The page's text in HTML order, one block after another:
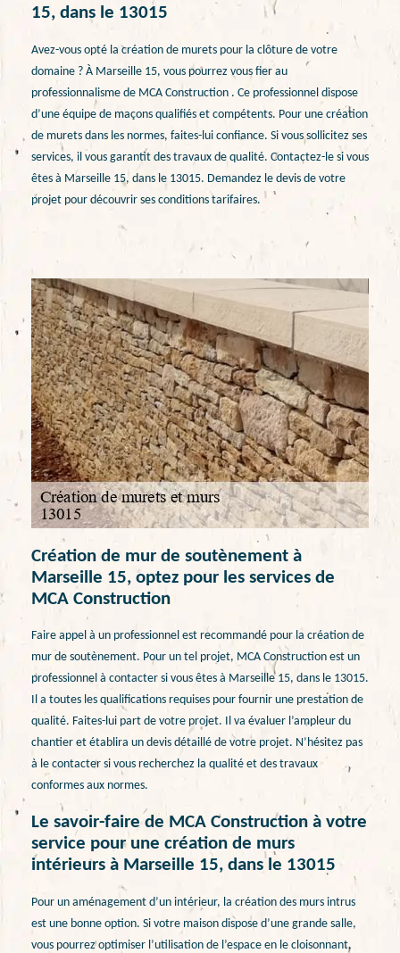
15, dans le 13015
Avez-vous opté la création de murets pour la clôture de votre
domaine ? À Marseille 15, vous pourrez vous fier au
professionnalisme de MCA Construction . Ce professionnel dispose
d’une équipe de maçons qualifiés et compétents. Pour une création
de murets dans les normes, faites-lui confiance. Si vous sollicitez ses
services, il vous garantit des travaux de qualité. Contactez-le si vous
êtes à Marseille 15, dans le 13015. Demandez le devis de votre
projet pour découvrir ses conditions tarifaires.
Création de mur de soutènement à
Marseille 15, optez pour les services de
MCA Construction
Faire appel à un professionnel est recommandé pour la création de
mur de soutènement. Pour un tel projet, MCA Construction est un
professionnel à contacter si vous êtes à Marseille 15, dans le 13015.
Il a toutes les qualifications requises pour fournir une prestation de
qualité. Faites-lui part de votre projet. Il va évaluer l’ampleur du
chantier et établira un devis détaillé de votre projet. N’hésitez pas
à le contacter si vous recherchez la qualité et des travaux
conformes aux normes.
Le savoir-faire de MCA Construction à votre
service pour une création de murs
intérieurs à Marseille 15, dans le 13015
Pour un aménagement d’un intérieur, la création des murs intrus
est une bonne option. Si votre maison dispose d’une grande salle,
vous pourrez optimiser l’utilisation de l’espace en le cloisonnant.